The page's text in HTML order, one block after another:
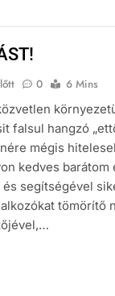
0
6 Mins
falsul hangzó
mégis
kedves barátom
segítségével
tömörítő